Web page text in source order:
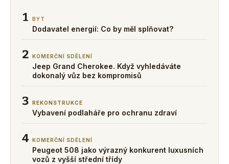
1 BYT
Dodavatel energií: Co by měl splňovat?
2 KOMERČNÍ SDĚLENÍ
Jeep Grand Cherokee. Když vyhledáváte
dokonalý vůz bez kompromisů
3 REKONSTRUKCE
Vybavení podlaháře pro ochranu zdraví
4 KOMERČNÍ SDĚLENÍ
Peugeot 508 jako výrazný konkurent luxusních
vozů z vyšší střední třídy